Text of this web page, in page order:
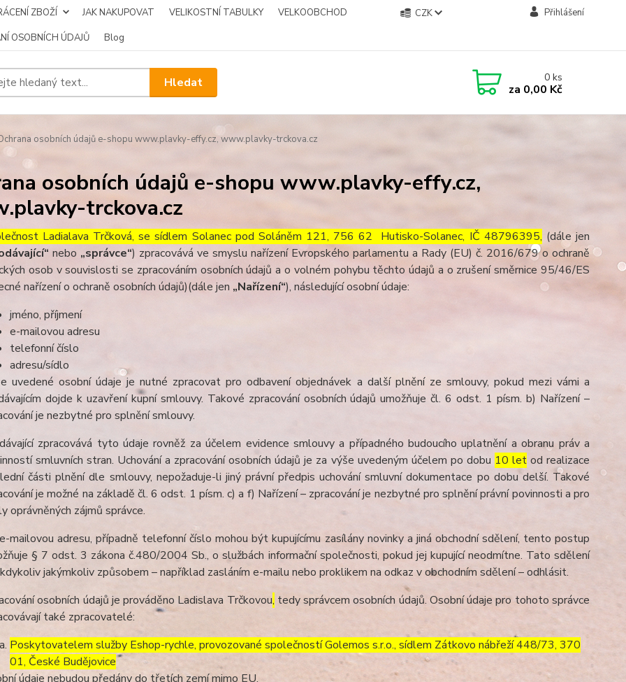
ZBOŽÍ JAK NAKUPOVAT VELIKOSTNÍ TABULKY
VELKOOBCHOD
OSOBNÍCH ÚDAJŮ
Blog
CZK Přihlášení
Hledat 0ks
za 0,00 Kč
osobních údajů e-shopu www.plavky-effy.cz, www.plavky-trckova.cz
osobních údajů e-shopu www.plavky-effy.cz,
trckova.cz
Ladialava Trčková, se sídlem Solanec pod Soláněm 121, 756 62 Hutisko-Solanec, IČ 48796395, (dále jen
nebo „správce“) zpracovává ve smyslu nařízení Evropského parlamentu a Rady (EU) č. 2016/679 o ochraně
osob v souvislosti se zpracováním osobních údajů a o volném pohybu těchto údajů a o zrušení směrnice 95/46/ES
nařízení o ochraně osobních údajů)(dále jen „Nařízení“), následující osobní údaje:
jméno, příjmení
e-mailovou adresu
telefonní číslo
adresu/sídlo
uvedené osobní údaje je nutné zpracovat pro odbavení objednávek a další plnění ze smlouvy, pokud mezi vámi a
dojde k uzavření kupní smlouvy. Takové zpracování osobních údajů umožňuje čl. 6 odst. 1 písm. b) Nařízení –
je nezbytné pro splnění smlouvy.
zpracovává tyto údaje rovněž za účelem evidence smlouvy a případného budoucího uplatnění a obranu práv a
smluvních stran. Uchování a zpracování osobních údajů je za výše uvedeným účelem po dobu 10 letod realizace
části plnění dle smlouvy, nepožaduje-li jiný právní předpis uchování smluvní dokumentace po dobu delší. Takové
je možné na základě čl. 6 odst. 1 písm. c) a f) Nařízení – zpracování je nezbytné pro splnění právní povinnosti a pro
oprávněných zájmů správce.
mailovou adresu, případně telefonní číslo mohou být kupujícímu zasílány novinky a jiná obchodní sdělení, tento postup
§ 7 odst. 3 zákona č.480/2004 Sb., o službách informační společnosti, pokud jej kupující neodmítne. Tato sdělení
jakýmkoliv způsobem – například zasláním e-mailu nebo proklikem na odkaz v obchodním sdělení – odhlásit.
osobních údajů je prováděno Ladislava Trčkovou, tedy správcem osobních údajů. Osobní údaje pro tohoto správce
také zpracovatelé:
Poskytovatelem služby Eshop-rychle, provozované společností Golemos s.r.o., sídlem Zátkovo nábřeží 448/73, 370
01, České Budějovice
údaje nebudou předány do třetích zemí mimo EU.